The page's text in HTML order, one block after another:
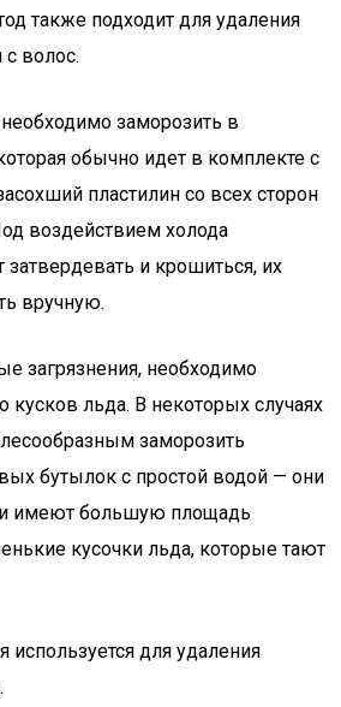
также подходит для удаления
волос.
заморозить в
обычно идет в комплекте с
пластилин со всех сторон
воздействием холода
затвердевать и крошиться, их
вручную.
загрязнения, необходимо
кусков льда. В некоторых случаях
заморозить
бутылок с простой водой — они
имеют большую площадь
кусочки льда, которые тают
для удаления